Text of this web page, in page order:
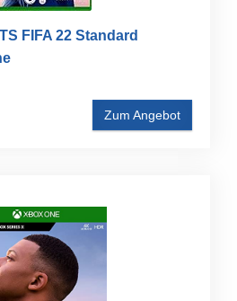
FIFA 22 Standard
Zum Angebot